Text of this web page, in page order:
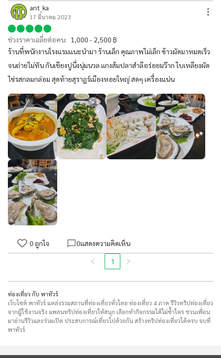
ant_ka
17 มีนาคม 2023
ช่วงราคาเฉลี่ยต่อคน: 1,000 - 2,500 ฿
ร้านที่พนักงานโรงแรมแนะนำมา ร้านเล็ก คุณภาพไม่เล็ก ข้าวผัดมาหมดเร็ว
จนถ่ายไม่ทัน กันเชียงปูนึ่งนุ่มนวล แกงส้มปลาสำลีอร่อยมว๊าก ใบเหลียงผัด
ไข่รสกลมกล่อม สุดท้ายสุราฏร์เมืองหอยใหญ่ สดๆ เครื่องแน่น
0 ถูกใจ 0แสดงความคิดเห็น
1
ท่องเที่ยว กับ พาทัวร์
เว็บไซต์ พาทัวร์ แหล่งรวมสถานที่ท่องเที่ยวทั่วไทย ท่องเที่ยว 4 ภาค รีวิวทริปท่องเที่ยว
จากผู้ใช้งานจริง แพลนทริปท่องเที่ยวให้สนุก เลือกทำกิจกรรมได้ไม่ซ้ำใคร ชวนเพื่อน
มาอ่านรีวิวและร่วมเปิด ประสบการณ์เที่ยวไปด้วยกัน สร้างทริปท่องเที่ยวได้ครบ จบที่
พาทัวร์